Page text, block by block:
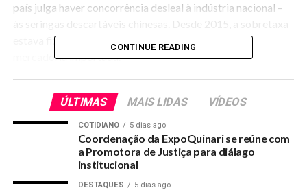
país julga haver concorrência desleal à indústria nacional –
estava fixada em US$ 4,55 a cada quilograma de
mercadoria importada.
para o combate à pandemia de covid-19 aumentou para 303
produtos. Desde março do ano passado, o Comitê-
Executivo da Camex avalia o abastecimento brasileiro de
produtos de saúde e promove ajustes na lista com base na
CONTINUE READING
ÚLTIMAS MAIS LIDAS VÍDEOS
COTIDIANO 5 dias ago
Coordenação da ExpoQuinari se reúne com
a Promotora de Justiça para diálago
institucional
DESTAQUES 5 dias ago